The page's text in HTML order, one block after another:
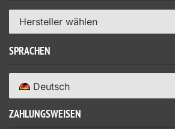
Hersteller wählen
SPRACHEN
Deutsch
ZAHLUNGSWEISEN